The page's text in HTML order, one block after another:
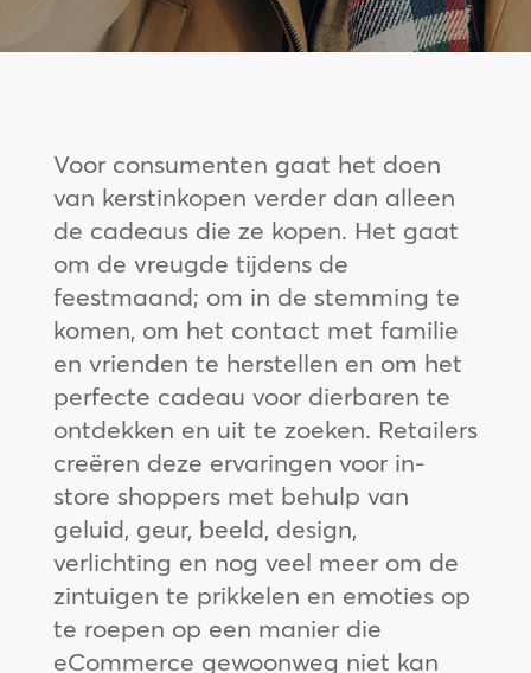
Voor consumenten gaat het doen
van kerstinkopen verder dan alleen
de cadeaus die ze kopen. Het gaat
om de vreugde tijdens de
feestmaand; om in de stemming te
komen, om het contact met familie
en vrienden te herstellen en om het
perfecte cadeau voor dierbaren te
ontdekken en uit te zoeken. Retailers
creëren deze ervaringen voor in-
store shoppers met behulp van
geluid, geur, beeld, design,
verlichting en nog veel meer om de
zintuigen te prikkelen en emoties op
te roepen op een manier die
eCommerce gewoonweg niet kan